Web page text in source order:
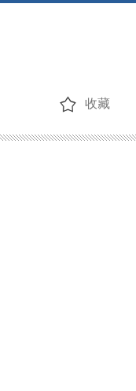
收藏